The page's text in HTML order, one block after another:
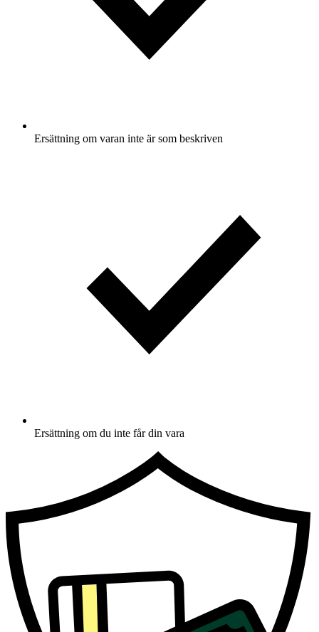
Ersättning om varan inte är som beskriven
Ersättning om du inte får din vara